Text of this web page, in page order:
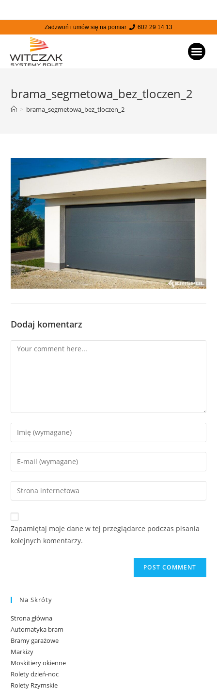
Zadzwoń i umów się na pomiar 602 29 14 13
brama_segmetowa_bez_tloczen_2
> brama_segmetowa_bez_tloczen_2
Dodaj komentarz
Zapamiętaj moje dane w tej przeglądarce podczas pisania
kolejnych komentarzy.
Na Skróty
Strona główna
Automatyka bram
Bramy garażowe
Markizy
Moskitiery okienne
Rolety dzień-noc
Rolety Rzymskie